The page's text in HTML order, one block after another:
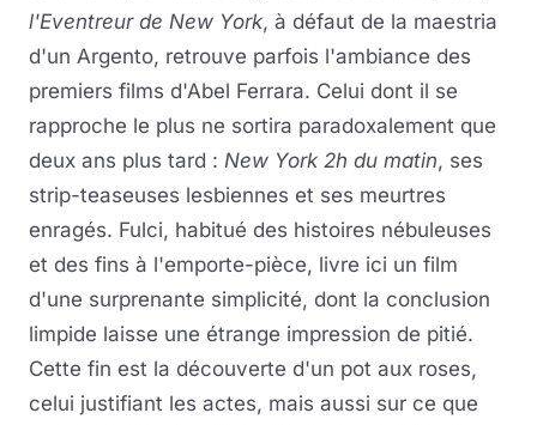
l'Eventreur de New York, à défaut de la maestria
d'un Argento, retrouve parfois l'ambiance des
premiers films d'Abel Ferrara. Celui dont il se
rapproche le plus ne sortira paradoxalement que
deux ans plus tard : New York 2h du matin, ses
strip-teaseuses lesbiennes et ses meurtres
enragés. Fulci, habitué des histoires nébuleuses
et des fins à l'emporte-pièce, livre ici un film
d'une surprenante simplicité, dont la conclusion
limpide laisse une étrange impression de pitié.
Cette fin est la découverte d'un pot aux roses,
celui justifiant les actes, mais aussi sur ce que